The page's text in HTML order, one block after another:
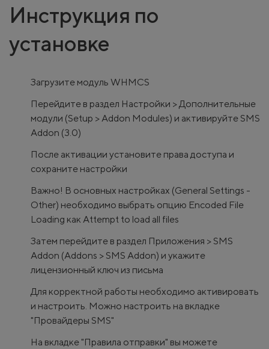
Инструкция по
установке
Загрузите модуль WHMCS
Перейдите в раздел Настройки > Дополнительные
модули (Setup > Addon Modules) и активируйте SMS
Addon (3.0)
После активации установите права доступа и
сохраните настройки
Важно! В основных настройках (General Settings -
Other) необходимо выбрать опцию Encoded File
Loading как Attempt to load all files
Затем перейдите в раздел Приложения > SMS
Addon (Addons > SMS Addon) и укажите
лицензионный ключ из письма
Для корректной работы необходимо активировать
и настроить. Можно настроить на вкладке
"Провайдеры SMS"
На вкладке "Правила отправки" вы можете